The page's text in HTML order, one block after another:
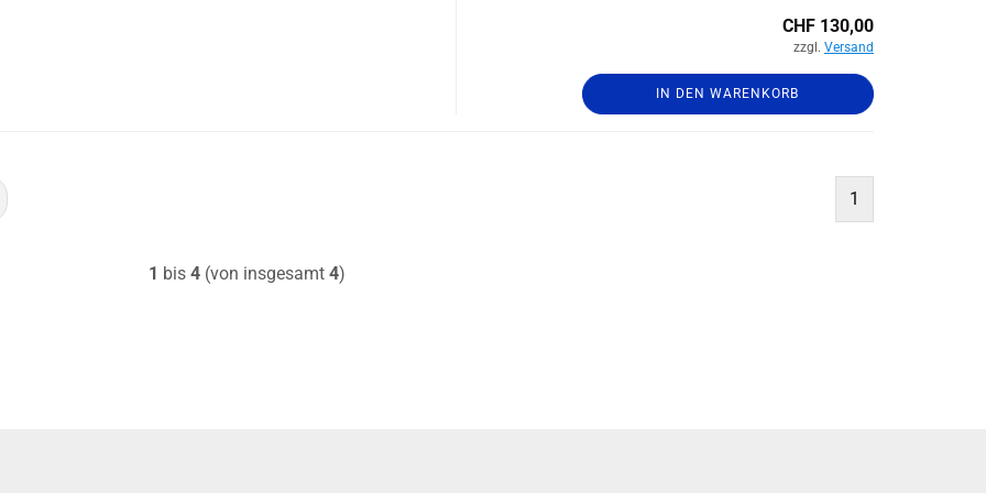
CHF 130,00
zzgl. Versand
IN DEN WARENKORB
1
1 bis 4(von insgesamt 4)